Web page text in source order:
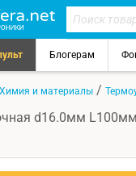
Блогерам
Химия и материалы /
d16.0мм